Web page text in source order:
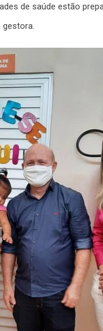
de saúde estão
gestora.